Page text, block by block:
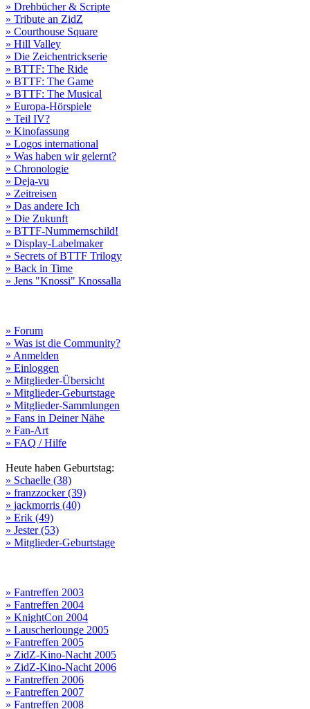
» Drehbücher & Scripte
» Tribute an ZidZ
» Courthouse Square
» Hill Valley
» Die Zeichentrickserie
» BTTF: The Ride
» BTTF: The Game
» BTTF: The Musical
» Europa-Hörspiele
» Teil IV?
» Kinofassung
» Logos international
» Was haben wir gelernt?
» Chronologie
» Deja-vu
» Zeitreisen
» Das andere Ich
» Die Zukunft
» BTTF-Nummernschild!
» Display-Labelmaker
» Secrets of BTTF Trilogy
» Back in Time
» Jens "Knossi" Knossalla
» Forum
» Was ist die Community?
» Anmelden
» Einloggen
» Mitglieder-Übersicht
» Mitglieder-Geburtstage
» Mitglieder-Sammlungen
» Fans in Deiner Nähe
» Fan-Art
» FAQ / Hilfe
Heute haben Geburtstag:
» Schaelle (38)
» franzzocker (39)
» jackmorris (40)
» Erik (49)
» Jester (53)
» Mitglieder-Geburtstage
» Fantreffen 2003
» Fantreffen 2004
» KnightCon 2004
» Lauscherlounge 2005
» Fantreffen 2005
» ZidZ-Kino-Nacht 2005
» ZidZ-Kino-Nacht 2006
» Fantreffen 2006
» Fantreffen 2007
» Fantreffen 2008